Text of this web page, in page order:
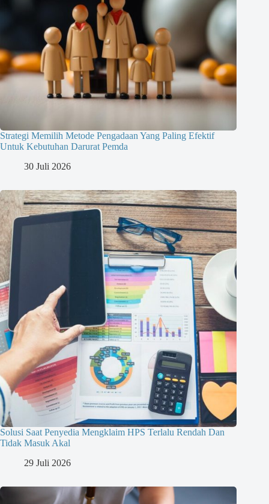
Strategi Memilih Metode Pengadaan Yang Paling Efektif
Untuk Kebutuhan Darurat Pemda
30 Juli 2026
Solusi Saat Penyedia Mengklaim HPS Terlalu Rendah Dan
Tidak Masuk Akal
29 Juli 2026